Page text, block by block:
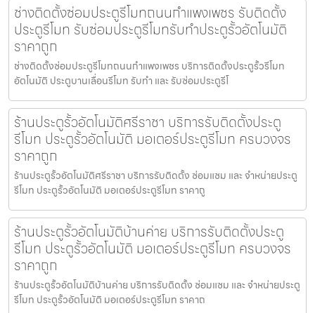
ช่างติดตั้งซ่อมประตูรีโมทถนนกำแพงเพชร รับติดตั้ง
ประตูรีโมท รับซ่อมประตูรีโมทรับทำประตูรั้วอัตโนมัติ
ราคาถูก
ช่างติดตั้งซ่อมประตูรีโมทถนนกำแพงเพชร บริการติดตั้งประตูรั้วรีโมท
อัตโนมัติ ประตูบานเลื่อนรีโมท รับทำ และ รับซ่อมประตูรีโ
ร้านประตูรั้วอัตโนมัติศรีราชา บริการรับติดตั้งประตู
รีโมท ประตูรั้วอัตโนมัติ มอเตอร์ประตูรีโมท ครบวงจร
ราคาถูก
ร้านประตูรั้วอัตโนมัติศรีราชา บริการรับติดตั้ง ซ่อมแซม และ จำหน่ายประตู
รีโมท ประตูรั้วอัตโนมัติ มอเตอร์ประตูรีโมท ราคาถู
ร้านประตูรั้วอัตโนมัติบ้านค่าย บริการรับติดตั้งประตู
รีโมท ประตูรั้วอัตโนมัติ มอเตอร์ประตูรีโมท ครบวงจร
ราคาถูก
ร้านประตูรั้วอัตโนมัติบ้านค่าย บริการรับติดตั้ง ซ่อมแซม และ จำหน่ายประตู
รีโมท ประตูรั้วอัตโนมัติ มอเตอร์ประตูรีโมท ราคาถ